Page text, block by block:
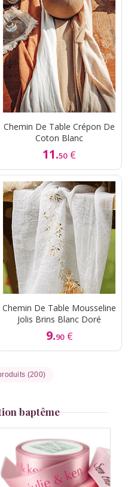
Chemin De Table Crépon De
Coton Blanc
11.50 €
Chemin De Table Mousseline
Jolis Brins Blanc Doré
9.90 €
(200)
baptême